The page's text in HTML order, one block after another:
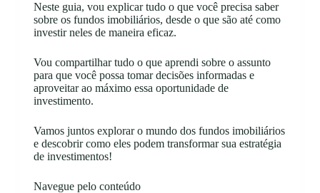
Neste guia, vou explicar tudo o que você precisa saber
sobre os fundos imobiliários, desde o que são até como
investir neles de maneira eficaz.
Vou compartilhar tudo o que aprendi sobre o assunto
para que você possa tomar decisões informadas e
aproveitar ao máximo essa oportunidade de
investimento.
Vamos juntos explorar o mundo dos fundos imobiliários
e descobrir como eles podem transformar sua estratégia
de investimentos!
Navegue pelo conteúdo